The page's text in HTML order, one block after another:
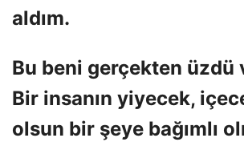
aldım.
Bu beni gerçekten üzdü
Bir insanın yiyecek,
olsun bir şeye bağımlı